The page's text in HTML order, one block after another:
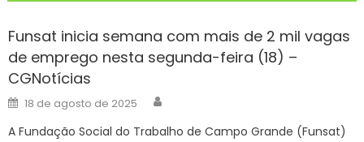
Funsat inicia semana com mais de 2 mil vagas
de emprego nesta segunda-feira (18) –
CGNotícias
Posted
on
18 de agosto de 2025
A Fundação Social do Trabalho de Campo Grande (Funsat)